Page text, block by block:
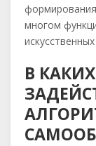
многом
В